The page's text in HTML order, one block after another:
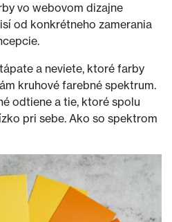
vo webovom dizajne
od konkrétneho zamerania
a neviete, ktoré farby
kruhové farebné spektrum.
odtiene a tie, ktoré spolu
pri sebe. Ako so spektrom